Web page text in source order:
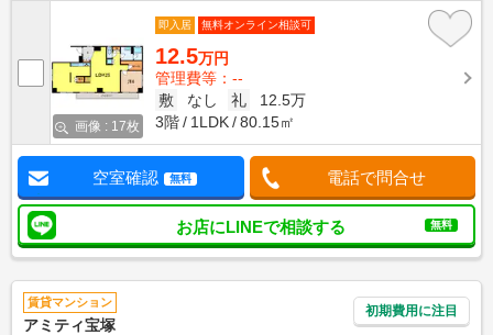
画像 : 17枚
即入居 無料オンライン相談可
12.5万円
管理費等：--
敷
なし 礼
12.5万
3階
1LDK 80.15㎡
空室確認 無料 電話で問合せ
お店にLINEで相談する 無料
賃貸マンション
アミティ宝塚
初期費用に注目